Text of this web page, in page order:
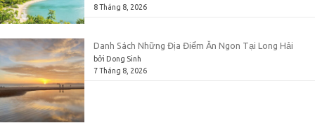
8 Tháng 8, 2026
Danh Sách Những Địa Điểm Ăn Ngon Tại Long Hải
bởi Dong Sinh
7 Tháng 8, 2026